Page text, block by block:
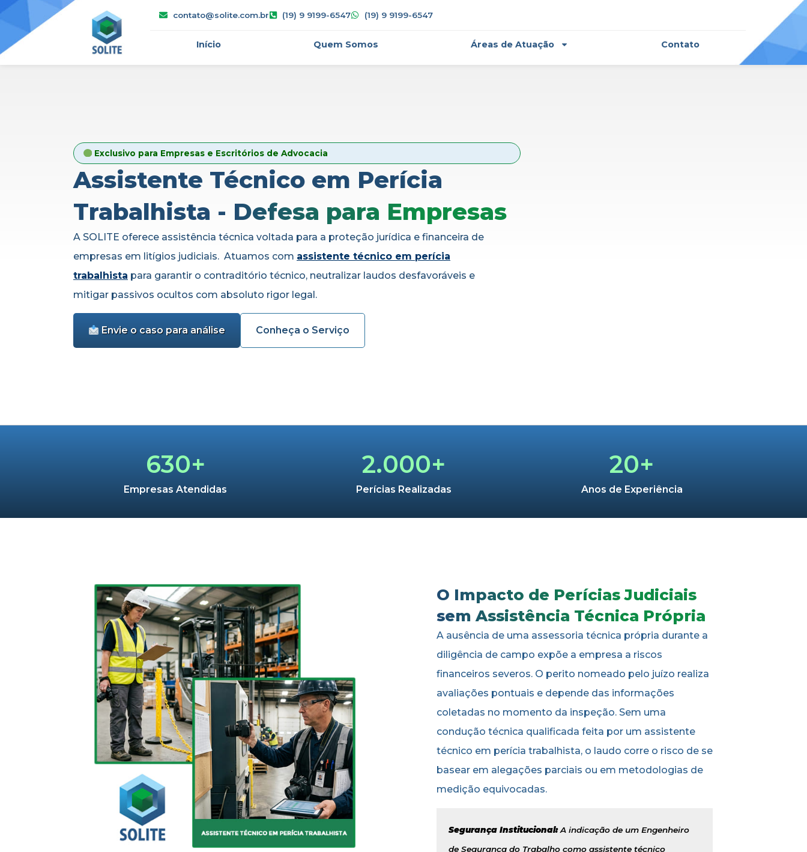
contato@solite.com.br (19) 9 9199-6547 (19) 9 9199-6547
Início Quem Somos Áreas de Atuação Contato
Exclusivo para Empresas e Escritórios de Advocacia
Assistente Técnico em Perícia
Trabalhista - Defesa para Empresas
A SOLITE oferece assistência técnica voltada para a proteção jurídica e financeira de
empresas em litígios judiciais. Atuamos com assistente técnico em perícia
trabalhista para garantir o contraditório técnico, neutralizar laudos desfavoráveis e
mitigar passivos ocultos com absoluto rigor legal.
Envie o caso para análise Conheça o Serviço
630+
Empresas Atendidas
2.000+
Perícias Realizadas
20+
Anos de Experiência
O Impacto de Perícias Judiciais
sem Assistência Técnica Própria
A ausência de uma assessoria técnica própria durante a
diligência de campo expõe a empresa a riscos
financeiros severos. O perito nomeado pelo juízo realiza
avaliações pontuais e depende das informações
coletadas no momento da inspeção. Sem uma
condução técnica qualificada feita por um assistente
técnico em perícia trabalhista, o laudo corre o risco de se
basear em alegações parciais ou em metodologias de
medição equivocadas.
Segurança Institucional:A indicação de um Engenheiro
de Segurança do Trabalho como assistente técnico